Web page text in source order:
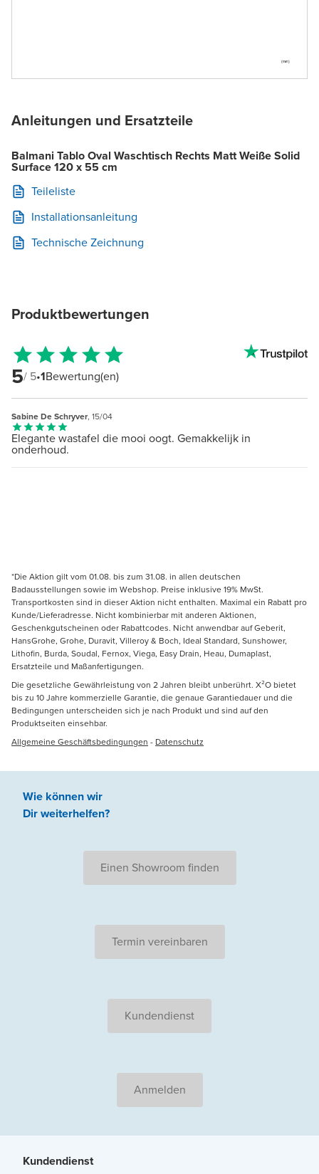
Anleitungen und Ersatzteile
Balmani Tablo Oval Waschtisch Rechts Matt Weiße Solid
Surface 120 x 55 cm
Teileliste
Installationsanleitung
Technische Zeichnung
Produktbewertungen
5/ 5•1Bewertung(en)
Sabine De Schryver, 15/04
Elegante wastafel die mooi oogt. Gemakkelijk in
onderhoud.
*Die Aktion gilt vom 01.08. bis zum 31.08. in allen deutschen
Badausstellungen sowie im Webshop. Preise inklusive 19% MwSt.
Transportkosten sind in dieser Aktion nicht enthalten. Maximal ein Rabatt pro
Kunde/Lieferadresse. Nicht kombinierbar mit anderen Aktionen,
Geschenkgutscheinen oder Rabattcodes. Nicht anwendbar auf Geberit,
HansGrohe, Grohe, Duravit, Villeroy & Boch, Ideal Standard, Sunshower,
Lithofin, Burda, Soudal, Fernox, Viega, Easy Drain, Heau, Dumaplast,
Ersatzteile und Maßanfertigungen.
Die gesetzliche Gewährleistung von 2 Jahren bleibt unberührt. X²O bietet
bis zu 10 Jahre kommerzielle Garantie, die genaue Garantiedauer und die
Bedingungen unterscheiden sich je nach Produkt und sind auf den
Produktseiten einsehbar.
Allgemeine Geschäftsbedingungen - Datenschutz
Wie können wir
Dir weiterhelfen?
Einen Showroom finden
Termin vereinbaren
Kundendienst
Anmelden
Kundendienst